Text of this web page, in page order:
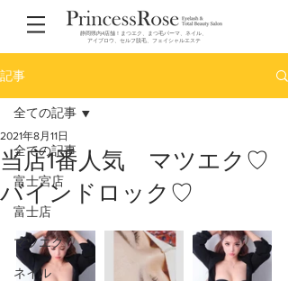
静岡県内4店舗！まつエク、まつ毛パーマ、ネイル、
アイブロウ、セルフ脱毛、フェイシャルエステ
記事
全ての記事
富士宮店
富士店
マツエク
ネイル
全ての記事
当店1番人気 マツエク♡
バインドロック♡
2021年8月11日